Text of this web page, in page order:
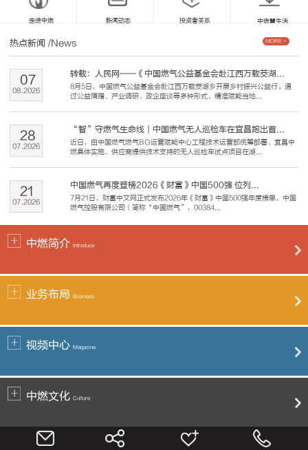
走进中燃 新闻动态 投资者关系 中燃慧生活
热点新闻 /News
转载：人民网——《中国燃气公益基金会赴江西万载茭湖...
8月5日，中国燃气公益基金会赴江西万载茭湖乡开展乡村振兴公益行。通
过公益捐赠、产业调研、政企座谈等多种形式，精准赋能当地...
08.2026
07
“智”守燃气生命线｜中国燃气无人巡检车在宜昌跑出首...
近日，由中国燃气燃气BG运营赋能中心工程技术运营部统筹部署、宜昌中
燃具体实施、供应商提供技术支持的无人巡检车试点项目在湖...
07.2026
28
中国燃气再度登榜2026《财富》中国500强 位列...
7月21日，财富中文网正式发布2026年《财富》中国500强年度榜单，中国
燃气控股有限公司（简称“中国燃气”，00384...
07.2026
21
MORE +
中燃简介 Introduce
业务布局 Business
视频中心 Magazine
中燃文化 Culture